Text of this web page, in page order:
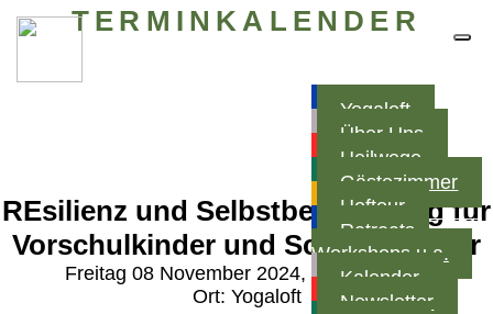
Yogaloft
Über Uns
Heilwege
Gästezimmer
Hoftour
Retreats,
Workshops u.a.
Kalender
Newsletter
TERMINKALENDER
REsilienz und Selbstbehauptung für
Vorschulkinder und Schulanfänger
Freitag 08 November 2024, 15:00 - 17:00
Ort: Yogaloft